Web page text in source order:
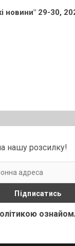
новини" 29-30,
нашу розсилку!